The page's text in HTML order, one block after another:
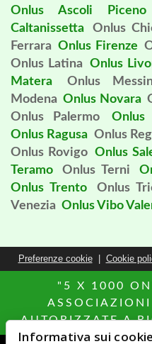
Onlus Ascoli Piceno
Caltanissetta
Onlus
Ferrara Onlus Firenze
Onlus Latina
Onlus
Matera
Onlus
Modena Onlus Novara
Onlus Palermo
Onlus
Onlus Ragusa Onlus
Onlus Rovigo Onlus
Teramo
Onlus Terni
Onlus Trento
Onlus
Venezia Onlus Vibo
Preferenze cookie| Cookie
"5 X 1000
AUTORIZZATE A
Informativa sui cookie